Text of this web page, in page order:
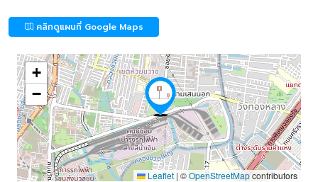
คลิกดูแผนที่ Google Maps
+
−
Leaflet | ©OpenStreetMapcontributors